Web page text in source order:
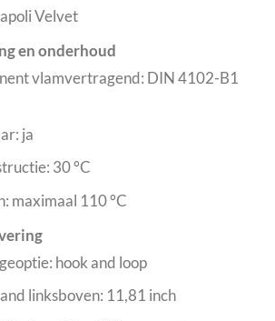
Velvet
en onderhoud
vlamvertragend: DIN 4102-B1
ja
30 °C
maximaal 110 °C
hook and loop
linksboven: 11,81 inch